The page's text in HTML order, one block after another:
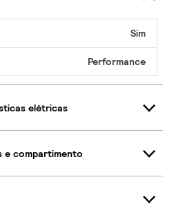
Sim
Performance
elétricas
e compartimento